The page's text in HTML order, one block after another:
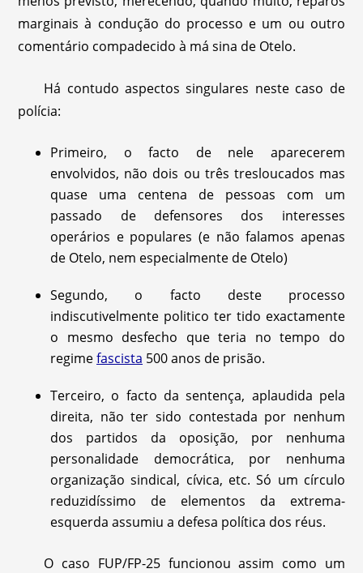
marginais à condução do processo e um ou outro
comentário compadecido à má sina de Otelo.
Há contudo aspectos singulares neste caso de
polícia:
Primeiro, o facto de nele aparecerem
envolvidos, não dois ou três tresloucados mas
quase uma centena de pessoas com um
passado de defensores dos interesses
operários e populares (e não falamos apenas
de Otelo, nem especialmente de Otelo)
Segundo, o facto deste processo
indiscutivelmente politico ter tido exactamente
o mesmo desfecho que teria no tempo do
regimefascista 500 anos de prisão.
Terceiro, o facto da sentença, aplaudida pela
direita, não ter sido contestada por nenhum
dos partidos da oposição, por nenhuma
personalidade democrática, por nenhuma
organização sindical, cívica, etc. Só um círculo
reduzidíssimo de elementos da extrema-
esquerda assumiu a defesa política dos réus.
O caso FUP/FP-25 funcionou assim como um